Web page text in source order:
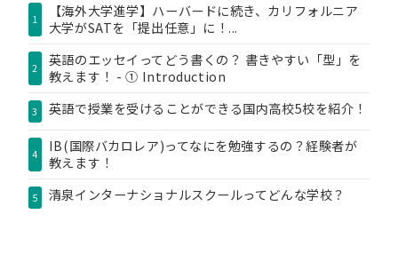
1
【海外大学進学】ハーバードに続き、カリフォルニア
大学がSATを「提出任意」に！...
2
英語のエッセイってどう書くの？ 書きやすい「型」を
教えます！ - ① Introduction
3 英語で授業を受けることができる国内高校5校を紹介！
4
IB(国際バカロレア)ってなにを勉強するの？経験者が
教えます！
5 清泉インターナショナルスクールってどんな学校？